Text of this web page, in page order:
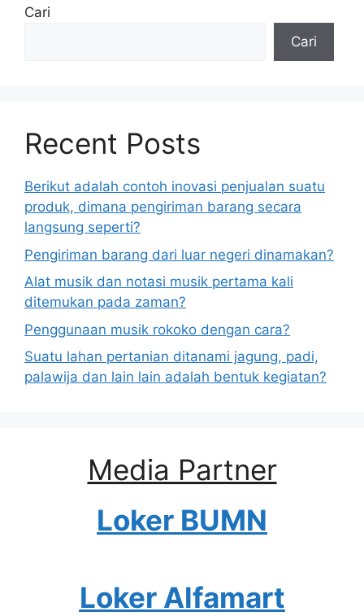
Cari
Cari
Recent Posts
Berikut adalah contoh inovasi penjualan suatu
produk, dimana pengiriman barang secara
langsung seperti?
Pengiriman barang dari luar negeri dinamakan?
Alat musik dan notasi musik pertama kali
ditemukan pada zaman?
Penggunaan musik rokoko dengan cara?
Suatu lahan pertanian ditanami jagung, padi,
palawija dan lain lain adalah bentuk kegiatan?
Media Partner
Loker BUMN
Loker Alfamart